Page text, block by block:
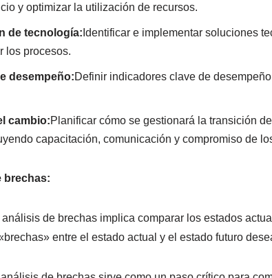
y optimizar la utilización de recursos.
de tecnología: Identificar e implementar soluciones
los procesos.
desempeño:Definir indicadores clave de
cambio:Planificar cómo se gestionará la transición
capacitación, comunicación y compromiso de
brechas:
análisis de brechas implica comparar los estados
entre el estado actual y el estado futuro